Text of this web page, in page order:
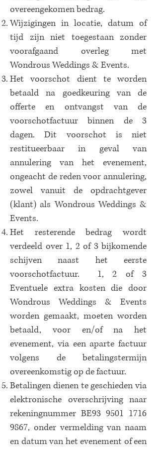
overeengekomen bedrag.
Wijzigingen in locatie, datum of
tijd zijn niet toegestaan zonder
voorafgaand overleg met
Wondrous Weddings & Events.
Het voorschot dient te worden
betaald na goedkeuring van de
offerte en ontvangst van de
voorschotfactuur binnen de 3
dagen. Dit voorschot is niet
restitueerbaar in geval van
annulering van het evenement,
ongeacht de reden voor annulering,
zowel vanuit de opdrachtgever
(klant) als Wondrous Weddings &
Events.
Het resterende bedrag wordt
verdeeld over 1, 2 of 3 bijkomende
schijven naast het eerste
voorschotfactuur. 1, 2 of 3
Eventuele extra kosten die door
Wondrous Weddings & Events
worden gemaakt, moeten worden
betaald, voor en/of na het
evenement, via een aparte factuur
volgens de betalingstermijn
overeenkomstig op de factuur.
Betalingen dienen te geschieden via
elektronische overschrijving naar
rekeningnummer BE93 9501 1716
9867, onder vermelding van naam
en datum van het evenement of een